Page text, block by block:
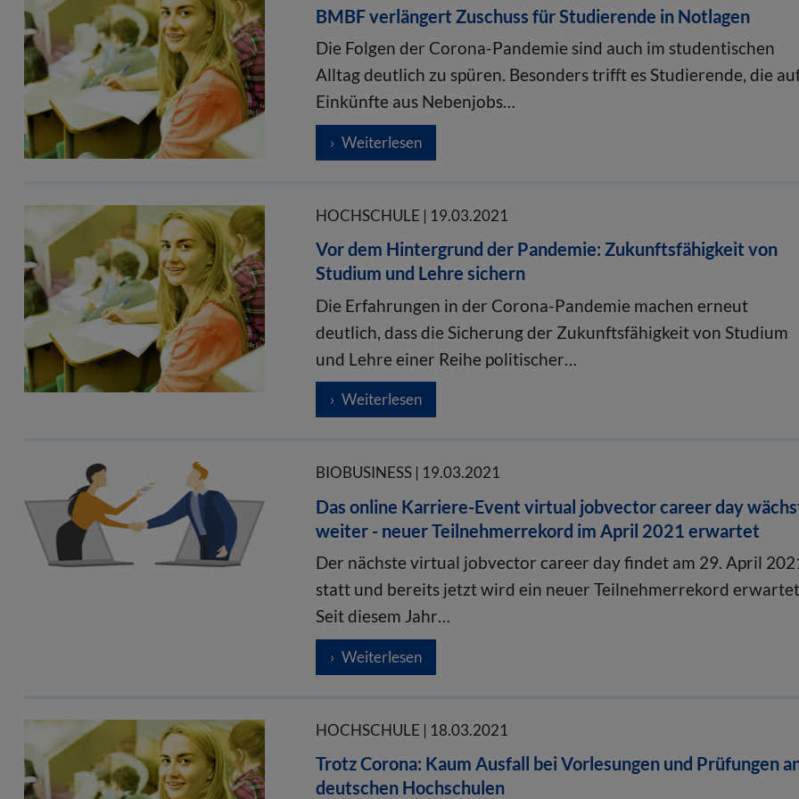
BMBF verlängert Zuschuss für Studierende in Notlagen
Die Folgen der Corona-Pandemie sind auch im studentischen
Alltag deutlich zu spüren. Besonders trifft es Studierende, die
Einkünfte aus Nebenjobs…
Weiterlesen
HOCHSCHULE | 19.03.2021
Vor dem Hintergrund der Pandemie: Zukunftsfähigkeit von
Studium und Lehre sichern
Die Erfahrungen in der Corona-Pandemie machen erneut
deutlich, dass die Sicherung der Zukunftsfähigkeit von Studium
und Lehre einer Reihe politischer…
Weiterlesen
BIOBUSINESS | 19.03.2021
Das online Karriere-Event virtual jobvector career day
weiter - neuer Teilnehmerrekord im April 2021 erwartet
Der nächste virtual jobvector career day findet am 29. April
statt und bereits jetzt wird ein neuer Teilnehmerrekord
Seit diesem Jahr…
Weiterlesen
HOCHSCHULE | 18.03.2021
Trotz Corona: Kaum Ausfall bei Vorlesungen und Prüfungen
deutschen Hochschulen